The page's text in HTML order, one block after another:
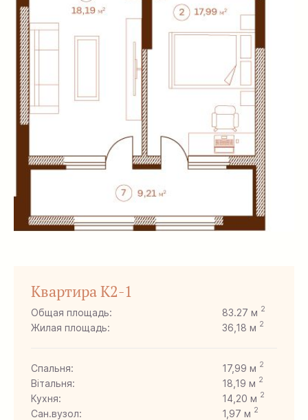
Квартира K2-1
Общая площадь: 83.27 м 2
Жилая площадь: 36,18 м 2
Спальня: 17,99 м 2
Вітальня: 18,19 м 2
Кухня: 14,20 м 2
Сан.вузол: 1,97 м 2